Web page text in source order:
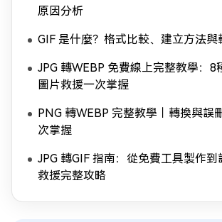
原因分析
GIF 是什麼？格式比較、建立方法與
JPG 轉WEBP 免費線上完整教學：8
圖片救援一次掌握
PNG 轉WEBP 完整教學｜轉換與誤
次掌握
JPG 轉GIF 指南：從免費工具製作到
救援完整攻略